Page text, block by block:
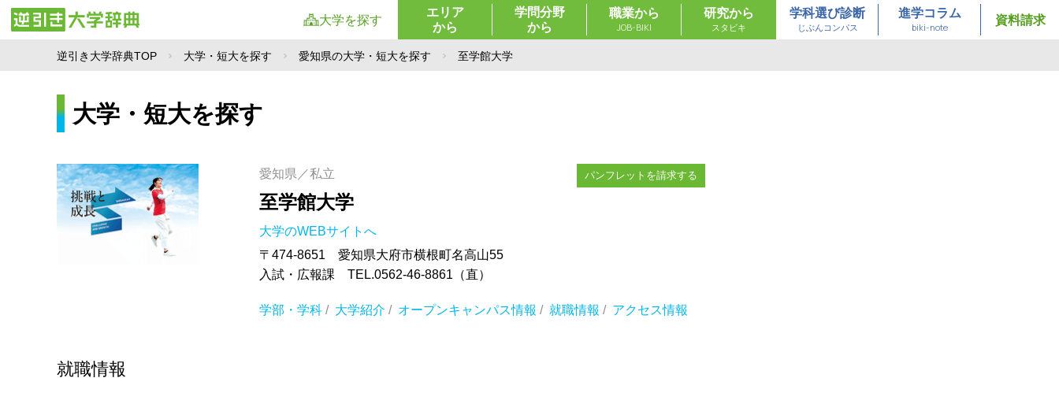
大学を探す
エリア
から
学問分野
から
職業から
JOB-BIKI
研究から
スタビキ
学科選び診断
じぶんコンパス
進学コラム
biki-note
資料請求
逆引き大学辞典TOP 大学・短大を探す 愛知県の大学・短大を探す 至学館大学
大学・短大を探す
愛知県／私立
至学館大学
大学のWEBサイトへ
〒474-8651 愛知県大府市横根町名高山55
入試・広報課 TEL.0562-46-8861（直）
パンフレットを請求する
学部・学科/ 大学紹介 / オープンキャンパス情報 / 就職情報 / アクセス情報
就職情報